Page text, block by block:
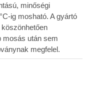
minőségi
ig mosható. A gyártó
mosás után sem
megfelel.